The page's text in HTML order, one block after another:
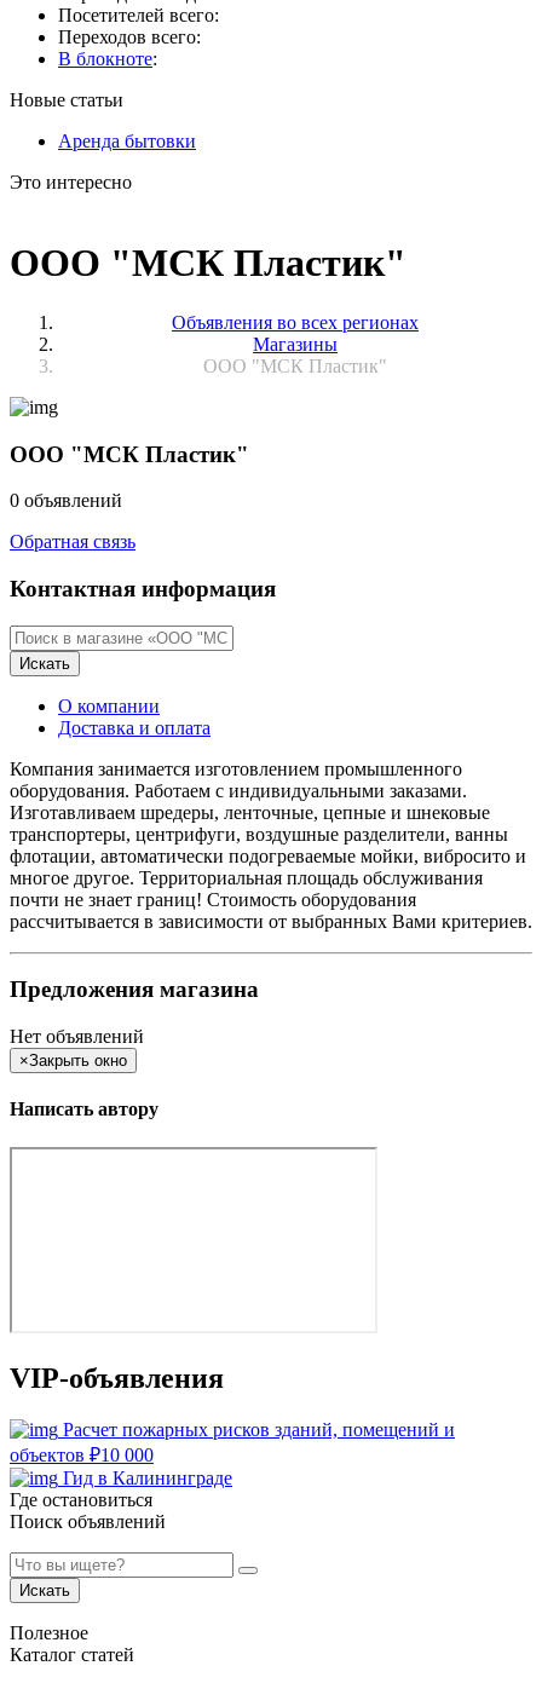
Посетителей всего:
Переходов всего:
В блокноте:
Новые статьи
Аренда бытовки
Это интересно
ООО "МСК Пластик"
Объявления во всех регионах
Магазины
ООО "МСК Пластик"
ООО "МСК Пластик"
0 объявлений
Обратная связь
Контактная информация
Искать
О компании
Доставка и оплата
Компания занимается изготовлением промышленного
оборудования. Работаем с индивидуальными заказами.
Изготавливаем шредеры, ленточные, цепные и шнековые
транспортеры, центрифуги, воздушные разделители, ванны
флотации, автоматически подогреваемые мойки, вибросито и
многое другое. Территориальная площадь обслуживания
почти не знает границ! Стоимость оборудования
рассчитывается в зависимости от выбранных Вами критериев.
Предложения магазина
Нет объявлений
×Закрыть окно
Написать автору
VIP-объявления
Расчет пожарных рисков зданий, помещений и
объектов ₽10 000
Гид в Калининграде
Где остановиться
Поиск объявлений
Искать
Полезное
Каталог статей